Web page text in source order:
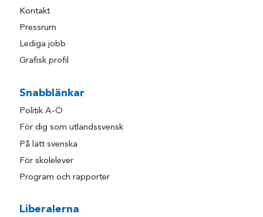
Kontakt
Pressrum
Lediga jobb
Grafisk profil
Snabblänkar
Politik A-Ö
För dig som utlandssvensk
På lätt svenska
För skolelever
Program och rapporter
Liberalerna